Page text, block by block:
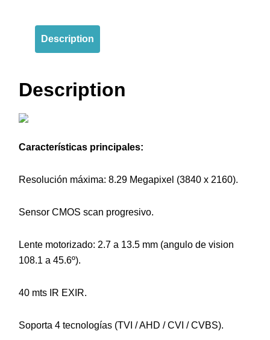
Description
Description
Características principales:
Resolución máxima: 8.29 Megapixel (3840 x 2160).
Sensor CMOS scan progresivo.
Lente motorizado: 2.7 a 13.5 mm (angulo de vision
108.1 a 45.6º).
40 mts IR EXIR.
Soporta 4 tecnologías (TVI / AHD / CVI / CVBS).